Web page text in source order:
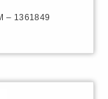
– 1361849